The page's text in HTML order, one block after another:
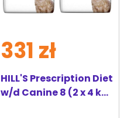
HILL'S Prescription Diet
w/d Canine 8 (2 x 4 kg)
331 zł